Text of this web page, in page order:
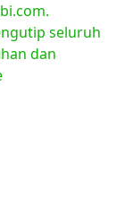
seluruh
dan